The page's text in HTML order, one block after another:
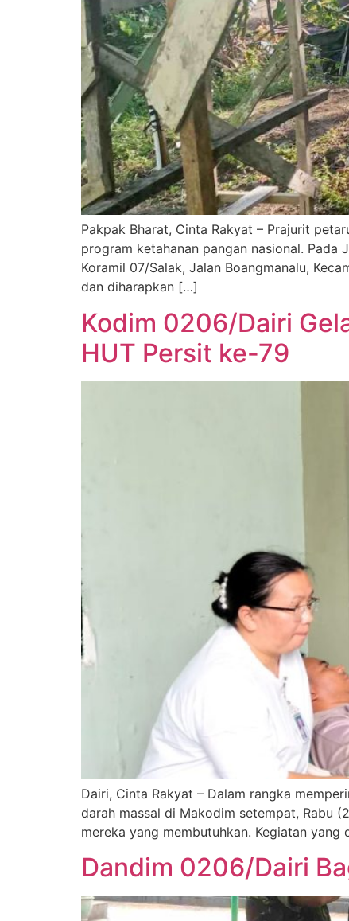
Pakpak Bharat, Cinta Rakyat – Prajurit
program ketahanan pangan nasional.
Koramil 07/Salak, Jalan Boangmanalu,
dan diharapkan […]
Kodim 0206/Dairi
HUT Persit ke-79
Dairi, Cinta Rakyat – Dalam rangka
darah massal di Makodim setempat, Rabu
mereka yang membutuhkan. Kegiatan
Dandim 0206/Dairi